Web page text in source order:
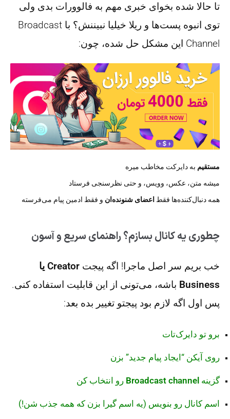
تا حالا شده بخوای خبری مهم به فالوورات بدی ولی
توی انبوه پست‌ها و ریلا خیلیا نبیننش؟ با Broadcast
Channel این مشکل حل شده، چون:
مستقیم به دایرکت مخاطب میره
میشه متن، عکس، وویس، و حتی نظرسنجی فرستاد
همه دنبال‌کننده‌ها فقط اعضای شنونده‌ان و فقط ادمین پیام می‌فرسته
چطوری یه کانال بسازم؟ راهنمای سریع و آسون
خب بریم سر اصل ماجرا! اگه پیجت
Creator یا
Business باشه، می‌تونی از این قابلیت استفاده کنی.
پس اول اگه لازم بود پیجتو تغییر بده بعد:
برو تو دایرک‌تات
روی آیکن “ایجاد پیام جدید” بزن
گزینه Broadcast channel رو انتخاب کن
اسم کانال رو بنویس (یه اسم گیرا بزن که همه جذب شن!)